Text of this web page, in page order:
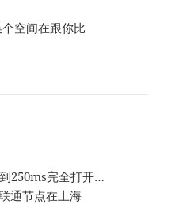
空间在跟你比
250ms完全打开…
通节点在上海